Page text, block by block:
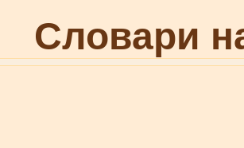
Словари